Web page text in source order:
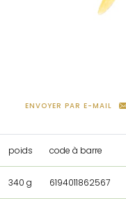
ENVOYER PAR E-MAIL
poids code à barre
340 g 6194011862567